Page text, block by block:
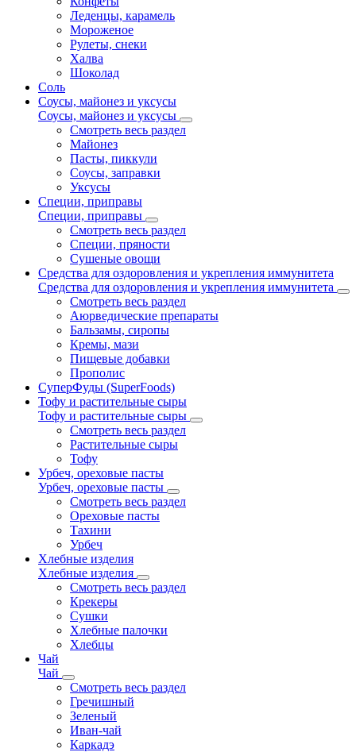
Леденцы, карамель
Мороженое
Рулеты, снеки
Халва
Шоколад
Соль
Соусы, майонез и уксусы
Соусы, майонез и уксусы
Смотреть весь раздел
Майонез
Пасты, пиккули
Соусы, заправки
Уксусы
Специи, приправы
Специи, приправы
Смотреть весь раздел
Специи, пряности
Сушеные овощи
Средства для оздоровления и укрепления иммунитета
Средства для оздоровления и укрепления иммунитета
Смотреть весь раздел
Аюрведические препараты
Бальзамы, сиропы
Кремы, мази
Пищевые добавки
Прополис
СуперФуды (SuperFoods)
Тофу и растительные сыры
Тофу и растительные сыры
Смотреть весь раздел
Растительные сыры
Тофу
Урбеч, ореховые пасты
Урбеч, ореховые пасты
Смотреть весь раздел
Ореховые пасты
Тахини
Урбеч
Хлебные изделия
Хлебные изделия
Смотреть весь раздел
Крекеры
Сушки
Хлебные палочки
Хлебцы
Чай
Чай
Смотреть весь раздел
Гречишный
Зеленый
Иван-чай
Каркадэ